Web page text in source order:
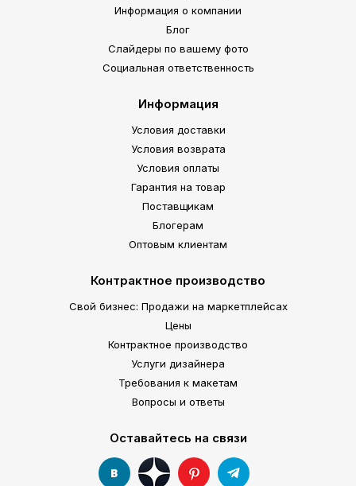
Информация о компании
Блог
Слайдеры по вашему фото
Социальная ответственность
Информация
Условия доставки
Условия возврата
Условия оплаты
Гарантия на товар
Поставщикам
Блогерам
Оптовым клиентам
Контрактное производство
Свой бизнес: Продажи на маркетплейсах
Цены
Контрактное производство
Услуги дизайнера
Требования к макетам
Вопросы и ответы
Оставайтесь на связи